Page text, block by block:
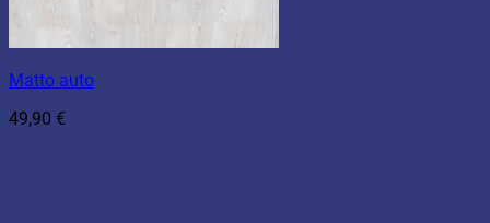
Matto auto
49,90 €